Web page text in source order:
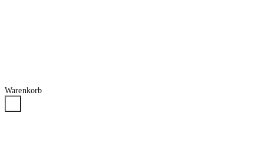
Warenkorb